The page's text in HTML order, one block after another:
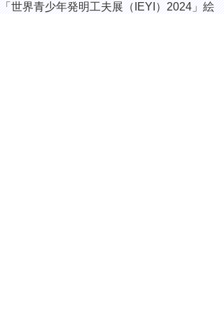
「世界青少年発明工夫展（IEYI）2024」絵